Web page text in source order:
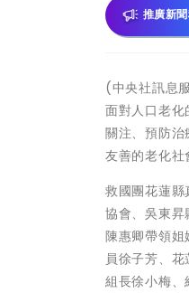
推廣新
(中央社訊息
面對人口老化
關注、預防
友善的老化社
救國團花蓮
協會、吳東
陳惠卿帶領
員徐子芳、
組長徐小梅